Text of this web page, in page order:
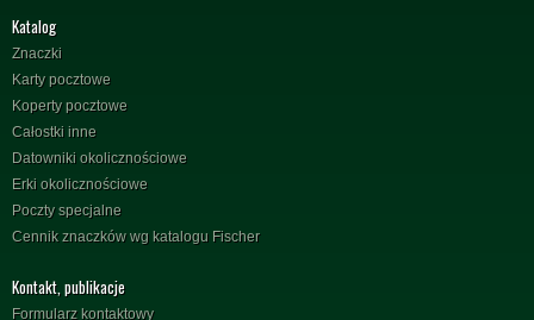
Katalog
Znaczki
Karty pocztowe
Koperty pocztowe
Całostki inne
Datowniki okolicznościowe
Erki okolicznościowe
Poczty specjalne
Cennik znaczków wg katalogu Fischer
Kontakt, publikacje
Formularz kontaktowy